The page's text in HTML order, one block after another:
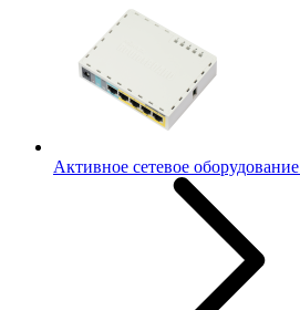
Активное сетевое оборудование